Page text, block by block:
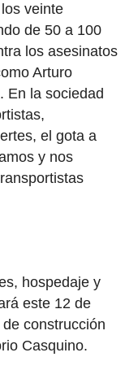
veinte
de 50 a 100
los asesinatos
Arturo
En la sociedad
el gota a
y nos
hospedaje y
este 12 de
construcción
Casquino.